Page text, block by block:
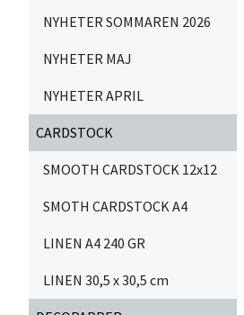
NYHETER SOMMAREN 2026
NYHETER MAJ
NYHETER APRIL
CARDSTOCK
SMOOTH CARDSTOCK 12x12
SMOTH CARDSTOCK A4
LINEN A4 240 GR
LINEN 30,5 x 30,5 cm